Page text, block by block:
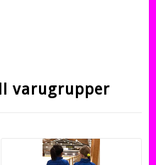
varugrupper